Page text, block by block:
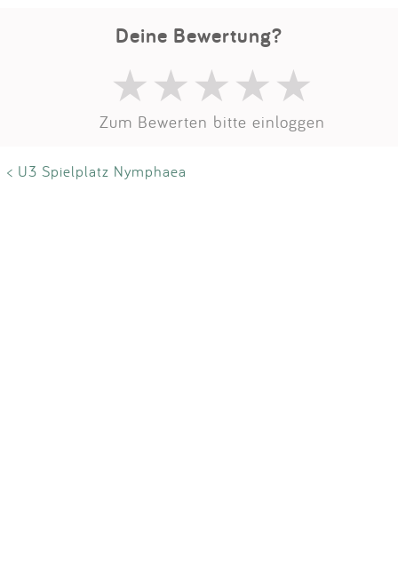
Impressum
Anmelden
Deine Bewertung?
Zum Bewerten bitte einloggen
< U3 Spielplatz Nymphaea